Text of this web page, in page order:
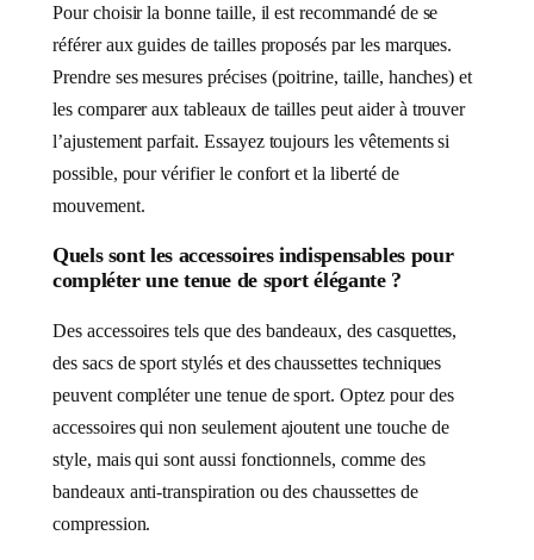
Pour choisir la bonne taille, il est recommandé de se
référer aux guides de tailles proposés par les marques.
Prendre ses mesures précises (poitrine, taille, hanches) et
les comparer aux tableaux de tailles peut aider à trouver
l’ajustement parfait. Essayez toujours les vêtements si
possible, pour vérifier le confort et la liberté de
mouvement.
Quels sont les accessoires indispensables pour
compléter une tenue de sport élégante ?
Des accessoires tels que des bandeaux, des casquettes,
des sacs de sport stylés et des chaussettes techniques
peuvent compléter une tenue de sport. Optez pour des
accessoires qui non seulement ajoutent une touche de
style, mais qui sont aussi fonctionnels, comme des
bandeaux anti-transpiration ou des chaussettes de
compression.